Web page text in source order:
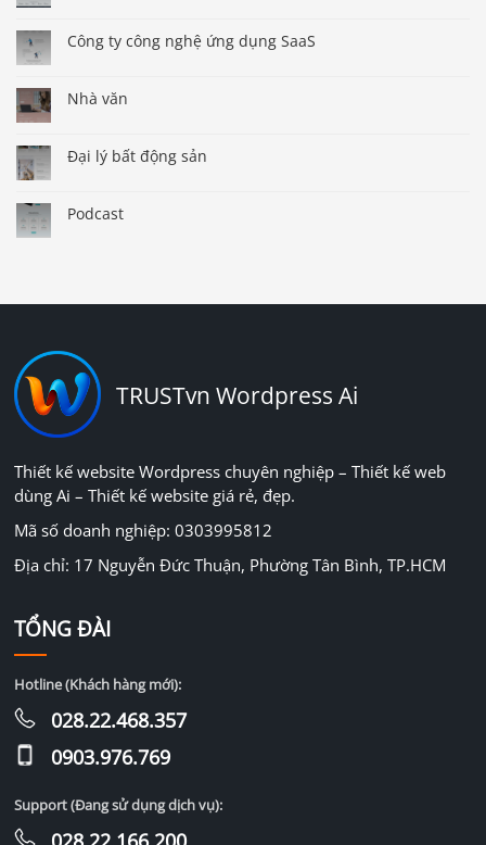
Công ty công nghệ ứng dụng SaaS
Nhà văn
Đại lý bất động sản
Podcast
TRUSTvn Wordpress Ai
Thiết kế website Wordpress chuyên nghiệp – Thiết kế web
dùng Ai – Thiết kế website giá rẻ, đẹp.
Mã số doanh nghiệp: 0303995812
Địa chỉ: 17 Nguyễn Đức Thuận, Phường Tân Bình, TP.HCM
TỔNG ĐÀI
Hotline (Khách hàng mới):
028.22.468.357
0903.976.769
Support (Đang sử dụng dịch vụ):